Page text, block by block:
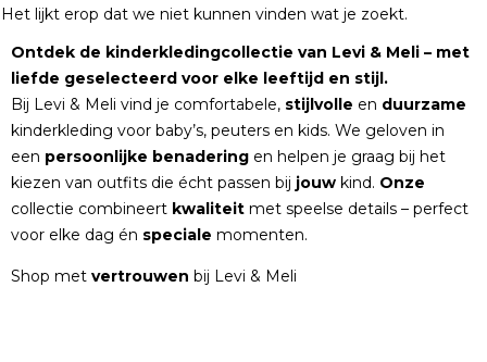
Het lijkt erop dat we niet kunnen vinden wat je zoekt.
Ontdek de kinderkledingcollectie van Levi & Meli – met
liefde geselecteerd voor elke leeftijd en stijl.
Bij Levi & Meli vind je comfortabele, stijlvolle en duurzame
kinderkleding voor baby’s, peuters en kids. We geloven in
een persoonlijke benadering en helpen je graag bij het
kiezen van outfits die écht passen bij jouw kind. Onze
collectie combineert kwaliteit met speelse details – perfect
voor elke dag én speciale momenten.
Shop met vertrouwen bij Levi & Meli